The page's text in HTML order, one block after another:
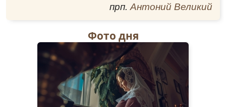
Одигитрия-Чирская, явленная Русской Церкви
служил и возрастал духом будущий пастырь-
мученик под сенью этой великой святыни
Псковской земли.
В 1907 году Александр принял сан
священника с назначением в погост Сине-
Никола Опочецкого уезда, где служил около 1
года. Затем, с благословения
прп. Антоний Великий
Фото дня